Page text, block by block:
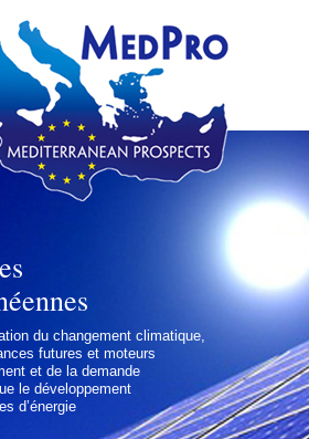
du changement climatique,
futures et moteurs
et de la demande
le développement
d’énergie
se focalisant sur les
et internationaux